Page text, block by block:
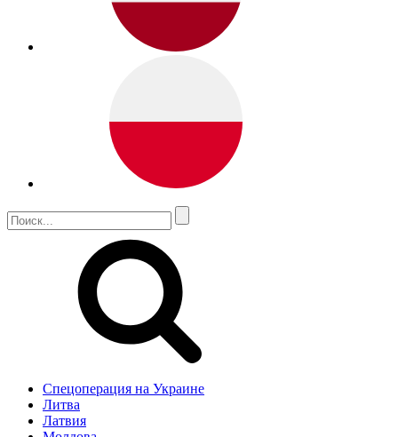
Спецоперация на Украине
Литва
Латвия